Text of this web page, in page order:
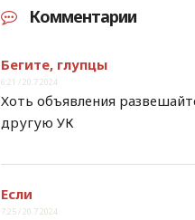
Комментарии
Бегите, глупцы
6:21 / 20.7.2024
Хоть объявления
другую УК
Если
7:25 / 20.7.2024